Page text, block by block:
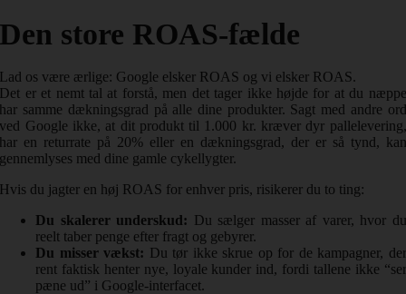
Den store ROAS-fælde
Lad os være ærlige: Google elsker ROAS og vi elsker ROAS.
Det er et nemt tal at forstå, men det tager ikke højde for at du næppe
har samme dækningsgrad på alle dine produkter. Sagt med andre ord
ved Google ikke, at dit produkt til 1.000 kr. kræver dyr pallelevering,
har en returrate på 20% eller en dækningsgrad, der er så tynd, kan
gennemlyses med dine gamle cykellygter.
Hvis du jagter en høj ROAS for enhver pris, risikerer du to ting:
Du skalerer underskud: Du sælger masser af varer, hvor du
reelt taber penge efter fragt og gebyrer.
Du misser vækst: Du tør ikke skrue op for de kampagner, der
rent faktisk henter nye, loyale kunder ind, fordi tallene ikke “ser
pæne ud” i Google-interfacet.